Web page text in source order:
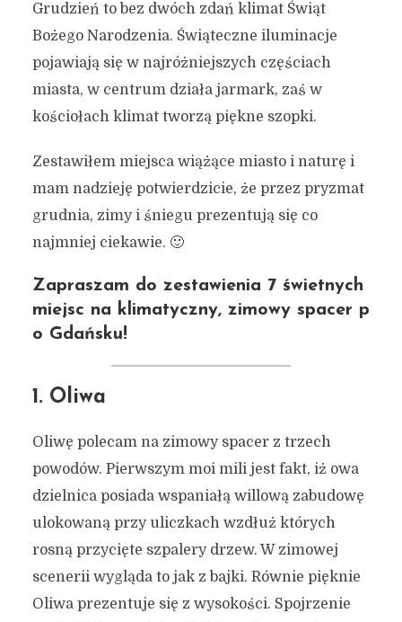
Grudzień to bez dwóch zdań klimat Świąt
Bożego Narodzenia. Świąteczne iluminacje
pojawiają się w najróżniejszych częściach
miasta, w centrum działa jarmark, zaś w
kościołach klimat tworzą piękne szopki.
Zestawiłem miejsca wiążące miasto i naturę i
mam nadzieję potwierdzicie, że przez pryzmat
grudnia, zimy i śniegu prezentują się co
najmniej ciekawie. 🙂
Zapraszam do zestawienia 7 świetnych
miejsc na klimatyczny, zimowy spacer p
o Gdańsku!
1. Oliwa
Oliwę polecam na zimowy spacer z trzech
powodów. Pierwszym moi mili jest fakt, iż owa
dzielnica posiada wspaniałą willową zabudowę
ulokowaną przy uliczkach wzdłuż których
rosną przycięte szpalery drzew. W zimowej
scenerii wygląda to jak z bajki. Równie pięknie
Oliwa prezentuje się z wysokości. Spojrzenie